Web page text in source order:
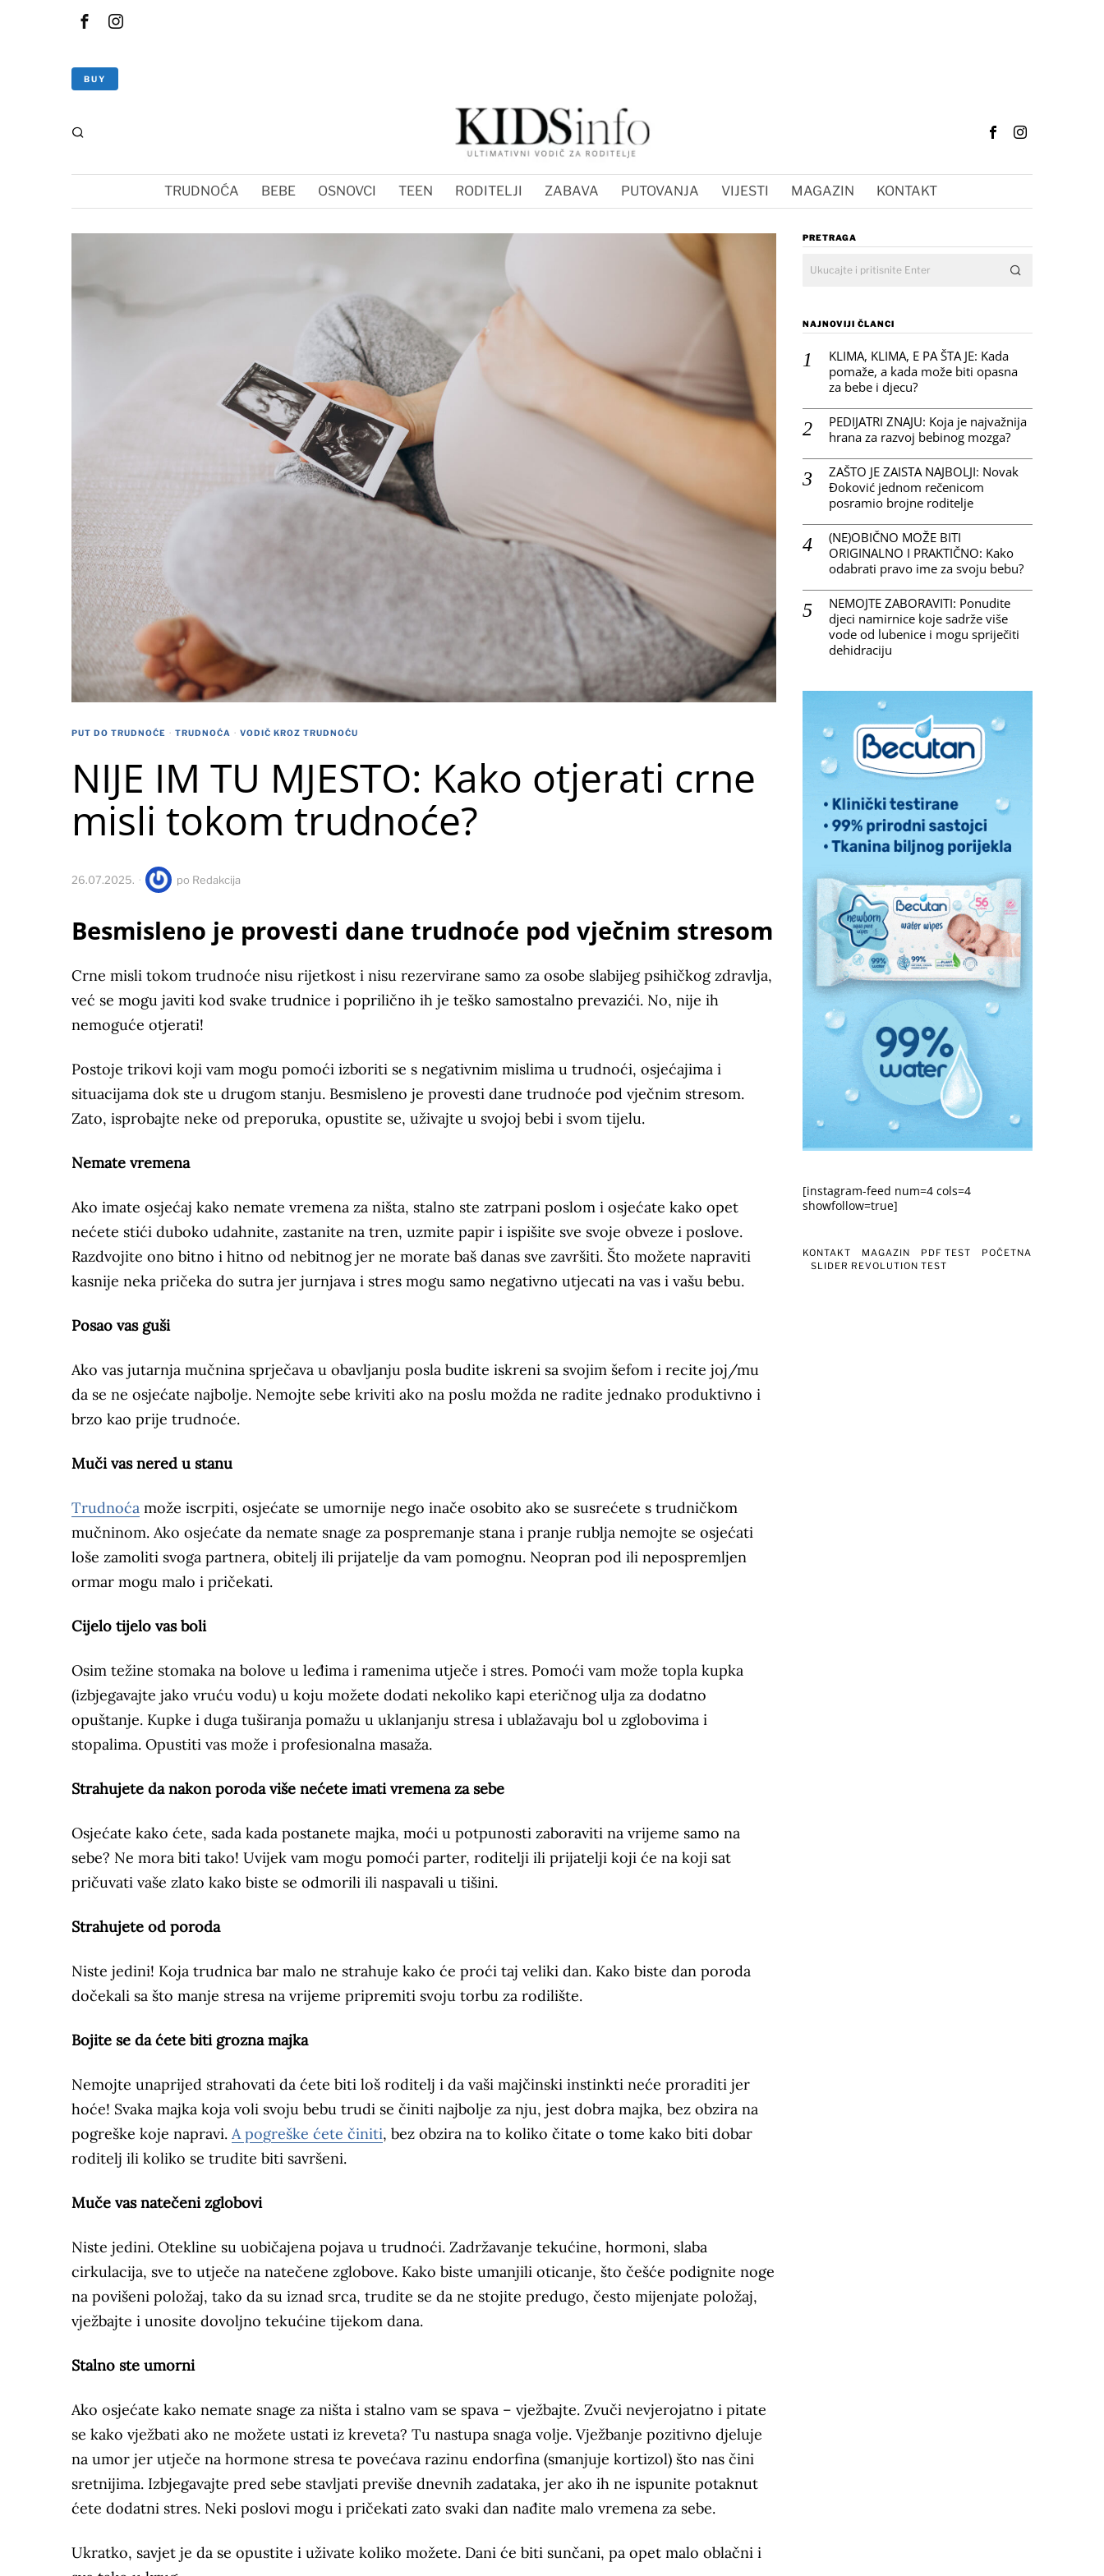
BUY
TRUDNOĆA BEBE OSNOVCI TEEN RODITELJI ZABAVA PUTOVANJA VIJESTI MAGAZIN KONTAKT
PUT DO TRUDNOĆE · TRUDNOĆA · VODIČ KROZ TRUDNOĆU
NIJE IM TU MJESTO: Kako otjerati crne
misli tokom trudnoće?
26.07.2025. po Redakcija
Besmisleno je provesti dane trudnoće pod vječnim stresom
Crne misli tokom trudnoće nisu rijetkost i nisu rezervirane samo za osobe slabijeg psihičkog zdravlja,
već se mogu javiti kod svake trudnice i poprilično ih je teško samostalno prevazići. No, nije ih
nemoguće otjerati!
Postoje trikovi koji vam mogu pomoći izboriti se s negativnim mislima u trudnoći, osjećajima i
situacijama dok ste u drugom stanju. Besmisleno je provesti dane trudnoće pod vječnim stresom.
Zato, isprobajte neke od preporuka, opustite se, uživajte u svojoj bebi i svom tijelu.
Nemate vremena
Ako imate osjećaj kako nemate vremena za ništa, stalno ste zatrpani poslom i osjećate kako opet
nećete stići duboko udahnite, zastanite na tren, uzmite papir i ispišite sve svoje obveze i poslove.
Razdvojite ono bitno i hitno od nebitnog jer ne morate baš danas sve završiti. Što možete napraviti
kasnije neka pričeka do sutra jer jurnjava i stres mogu samo negativno utjecati na vas i vašu bebu.
Posao vas guši
Ako vas jutarnja mučnina sprječava u obavljanju posla budite iskreni sa svojim šefom i recite joj/mu
da se ne osjećate najbolje. Nemojte sebe kriviti ako na poslu možda ne radite jednako produktivno i
brzo kao prije trudnoće.
Muči vas nered u stanu
Trudnoća može iscrpiti, osjećate se umornije nego inače osobito ako se susrećete s trudničkom
mučninom. Ako osjećate da nemate snage za pospremanje stana i pranje rublja nemojte se osjećati
loše zamoliti svoga partnera, obitelj ili prijatelje da vam pomognu. Neopran pod ili nepospremljen
ormar mogu malo i pričekati.
Cijelo tijelo vas boli
Osim težine stomaka na bolove u leđima i ramenima utječe i stres. Pomoći vam može topla kupka
(izbjegavajte jako vruću vodu) u koju možete dodati nekoliko kapi eteričnog ulja za dodatno
opuštanje. Kupke i duga tuširanja pomažu u uklanjanju stresa i ublažavaju bol u zglobovima i
stopalima. Opustiti vas može i profesionalna masaža.
Strahujete da nakon poroda više nećete imati vremena za sebe
Osjećate kako ćete, sada kada postanete majka, moći u potpunosti zaboraviti na vrijeme samo na
sebe? Ne mora biti tako! Uvijek vam mogu pomoći parter, roditelji ili prijatelji koji će na koji sat
pričuvati vaše zlato kako biste se odmorili ili naspavali u tišini.
Strahujete od poroda
Niste jedini! Koja trudnica bar malo ne strahuje kako će proći taj veliki dan. Kako biste dan poroda
dočekali sa što manje stresa na vrijeme pripremiti svoju torbu za rodilište.
Bojite se da ćete biti grozna majka
Nemojte unaprijed strahovati da ćete biti loš roditelj i da vaši majčinski instinkti neće proraditi jer
hoće! Svaka majka koja voli svoju bebu trudi se činiti najbolje za nju, jest dobra majka, bez obzira na
pogreške koje napravi. A pogreške ćete činiti, bez obzira na to koliko čitate o tome kako biti dobar
roditelj ili koliko se trudite biti savršeni.
Muče vas natečeni zglobovi
Niste jedini. Otekline su uobičajena pojava u trudnoći. Zadržavanje tekućine, hormoni, slaba
cirkulacija, sve to utječe na natečene zglobove. Kako biste umanjili oticanje, što češće podignite noge
na povišeni položaj, tako da su iznad srca, trudite se da ne stojite predugo, često mijenjate položaj,
vježbajte i unosite dovoljno tekućine tijekom dana.
Stalno ste umorni
Ako osjećate kako nemate snage za ništa i stalno vam se spava – vježbajte. Zvuči nevjerojatno i pitate
se kako vježbati ako ne možete ustati iz kreveta? Tu nastupa snaga volje. Vježbanje pozitivno djeluje
na umor jer utječe na hormone stresa te povećava razinu endorfina (smanjuje kortizol) što nas čini
sretnijima. Izbjegavajte pred sebe stavljati previše dnevnih zadataka, jer ako ih ne ispunite potaknut
ćete dodatni stres. Neki poslovi mogu i pričekati zato svaki dan nađite malo vremena za sebe.
Ukratko, savjet je da se opustite i uživate koliko možete. Dani će biti sunčani, pa opet malo oblačni i
PRETRAGA
NAJNOVIJI ČLANCI
KLIMA, KLIMA, E PA ŠTA JE: Kada
pomaže, a kada može biti opasna
za bebe i djecu?
PEDIJATRI ZNAJU: Koja je najvažnija
hrana za razvoj bebinog mozga?
ZAŠTO JE ZAISTA NAJBOLJI: Novak
Đoković jednom rečenicom
posramio brojne roditelje
(NE)OBIČNO MOŽE BITI
ORIGINALNO I PRAKTIČNO: Kako
odabrati pravo ime za svoju bebu?
NEMOJTE ZABORAVITI: Ponudite
djeci namirnice koje sadrže više
vode od lubenice i mogu spriječiti
dehidraciju
[instagram-feed num=4 cols=4
showfollow=true]
KONTAKT MAGAZIN PDF TEST
POČETNA
SLIDER REVOLUTION TEST